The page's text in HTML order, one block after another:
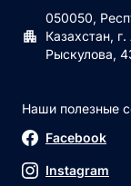
050050,
Казахстан,
Рыскулова,
Наши полезные
Facebook
Instagram